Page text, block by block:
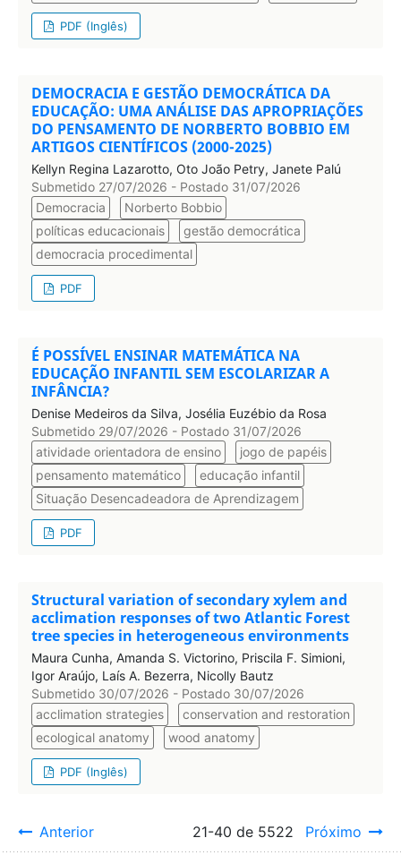
PDF (Inglês)
DEMOCRACIA E GESTÃO DEMOCRÁTICA DA
EDUCAÇÃO: UMA ANÁLISE DAS APROPRIAÇÕES
DO PENSAMENTO DE NORBERTO BOBBIO EM
ARTIGOS CIENTÍFICOS (2000-2025)
Kellyn Regina Lazarotto, Oto João Petry, Janete Palú
Submetido 27/07/2026 - Postado 31/07/2026
Democracia
Norberto Bobbio
políticas educacionais
gestão democrática
democracia procedimental
PDF
É POSSÍVEL ENSINAR MATEMÁTICA NA
EDUCAÇÃO INFANTIL SEM ESCOLARIZAR A
INFÂNCIA?
Denise Medeiros da Silva, Josélia Euzébio da Rosa
Submetido 29/07/2026 - Postado 31/07/2026
atividade orientadora de ensino
jogo de papéis
pensamento matemático
educação infantil
Situação Desencadeadora de Aprendizagem
PDF
Structural variation of secondary xylem and
acclimation responses of two Atlantic Forest
tree species in heterogeneous environments
Maura Cunha, Amanda S. Victorino, Priscila F. Simioni,
Igor Araújo, Laís A. Bezerra, Nicolly Bautz
Submetido 30/07/2026 - Postado 30/07/2026
acclimation strategies
conservation and restoration
ecological anatomy
wood anatomy
PDF (Inglês)
Anterior 21-40 de 5522 Próximo